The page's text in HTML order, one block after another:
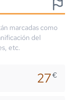
marcadas como
del
etc.
27€